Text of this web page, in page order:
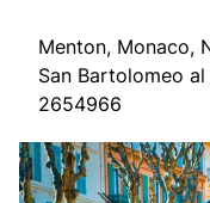
Start
Mehrtagesreisen
Tagesreisen
Menton, Monaco,
San Bartolomeo
2654966